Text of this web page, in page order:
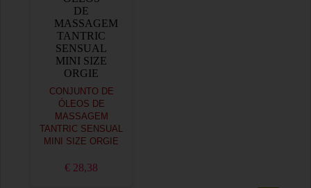
CONJUNTO DE
ÓLEOS DE
MASSAGEM
TANTRIC SENSUAL
MINI SIZE ORGIE
€ 28,38